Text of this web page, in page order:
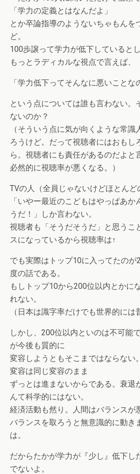
「学力の定義とはなんだよ」
とか卒論指導のようないちゃもんを
ど。
100歩譲って学力が低下していると
もっとラディカルな視点で言えば、
「学力低下ってそんなに悪いことな
という点については誰も言わない。
ないのか？
（そういう点に気が向くような常識
ろうけど。だって視聴者にはおもし
ら。視聴者にも責任があるのだよと
必然的に視聴率が悪くなる。）
TVの人（全員じゃないけどほとんど
「いやー最近のこどもはやっぱあか
うだ！」しか言わない。
視聴者も「そうだそうだ」と思うこ
スになっているから視聴率は↑
でも実際はトップ10に入ってたのが
度の話である。
もしトップ10から200位以内とかに
れない。
（日本は識字率だけでも世界的には
しかし、200位以内といのは不可能
が今後も質的に
変容しようともそこまではならない
変容は同じ変容のまま
ずっとは進まないからである。衰退
んて科学的にはない。
経済活動も然り。人間はバランスが
バランスを取ろうと無意識的に動き
は。
だからたかが学力が『少し』低下し
でないよ。